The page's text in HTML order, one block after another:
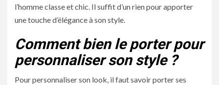
l’homme classe et chic. Il suffit d’un rien pour apporter
une touche d’élégance à son style.
Comment bien le porter pour
personnaliser son style ?
Pour personnaliser son look, il faut savoir porter ses